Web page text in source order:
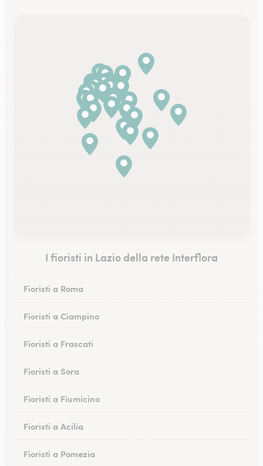
I fioristi in Lazio della rete Interflora
Fioristi a Roma
Fioristi a Ciampino
Fioristi a Frascati
Fioristi a Sora
Fioristi a Fiumicino
Fioristi a Acilia
Fioristi a Pomezia